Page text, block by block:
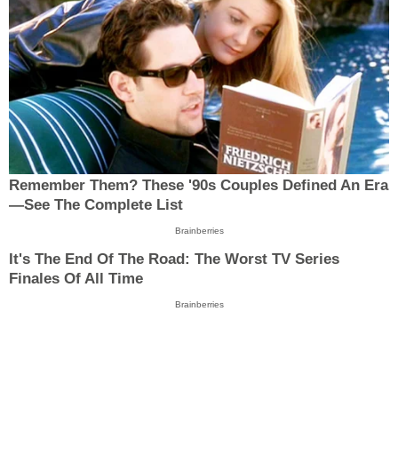
Remember Them? These '90s Couples Defined An Era
—See The Complete List
Brainberries
It's The End Of The Road: The Worst TV Series
Finales Of All Time
Brainberries